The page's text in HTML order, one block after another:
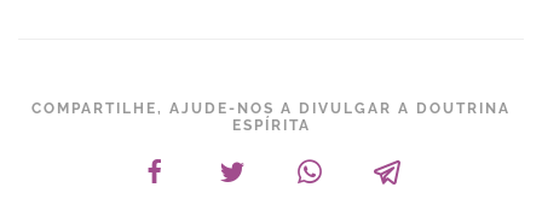
COMPARTILHE, AJUDE-NOS A DIVULGAR A DOUTRINA
ESPÍRITA